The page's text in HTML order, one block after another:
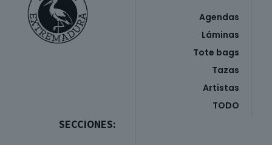
Agendas
Láminas
Tote bags
Tazas
Artistas
TODO
SECCIONES: